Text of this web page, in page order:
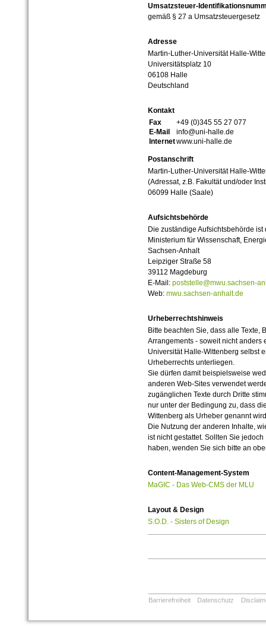
Umsatzsteuer-
gemäß § 27 a Umsatzsteuergesetz
Adresse
Martin-Luther-Universität Halle-
Universitätsplatz 10
06108 Halle
Deutschland
Kontakt
Fax
+49 (0)345 55 27 077
E-Mail
info@uni-halle.de
Internetwww.uni-halle.de
Postanschrift
Martin-Luther-Universität Halle-
(Adressat, z.B. Fakultät und/oder
06099 Halle (Saale)
Aufsichtsbehörde
Die zuständige Aufsichtsbehörde ist
Ministerium für Wissenschaft,
Sachsen-Anhalt
Leipziger Straße 58
39112 Magdeburg
E-Mail: poststelle@mwu.sachsen-
Web: mwu.sachsen-anhalt.de
Urheberrechtshinweis
Bitte beachten Sie, dass alle Texte,
Arrangements - soweit nicht anders
Universität Halle-Wittenberg selbst
Urheberrechts unterliegen.
Sie dürfen damit beispielsweise
anderen Web-Sites verwendet
zugänglichen Texte durch Dritte
nur unter der Bedingung zu, dass
Wittenberg als Urheber genannt
Die Nutzung der anderen Inhalte,
ist nicht gestattet. Sollten Sie
haben, wenden Sie sich bitte an
Content-Management-System
MaGIC - Das Web-CMS der MLU
Layout & Design
S.O.D. - Sisters of Design
Barrierefreiheit Datenschutz